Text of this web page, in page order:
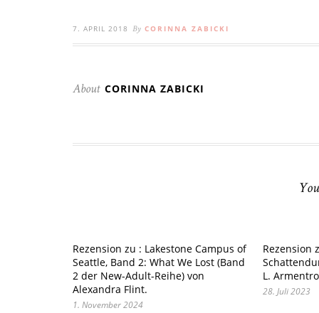
7. APRIL 2018 By CORINNA ZABICKI
About CORINNA ZABICKI
Rezension zu : Lakestone Campus of
Seattle, Band 2: What We Lost (Band
2 der New-Adult-Reihe) von
Alexandra Flint.
1. November 2024
Rezension
L.
28. Juli 2023